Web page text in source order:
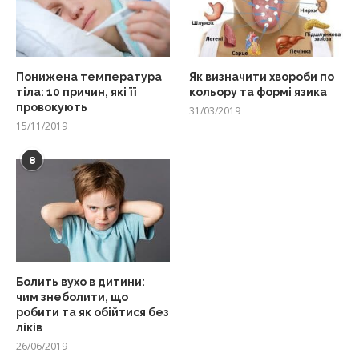
Понижена температура
тіла: 10 причин, які її
провокують
15/11/2019
Як визначити хвороби по
кольору та формі язика
31/03/2019
8
Болить вухо в дитини:
чим знеболити, що
робити та як обійтися без
ліків
26/06/2019